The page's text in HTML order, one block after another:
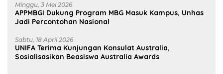
Minggu, 3 Mei 2026
APPMBGI Dukung Program MBG Masuk Kampus, Unhas
Jadi Percontohan Nasional
Sabtu, 18 April 2026
UNIFA Terima Kunjungan Konsulat Australia,
Sosialisasikan Beasiswa Australia Awards